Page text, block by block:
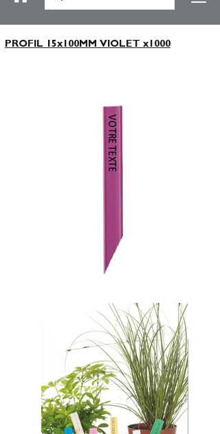
PROFIL 15x100MM VIOLET x1000